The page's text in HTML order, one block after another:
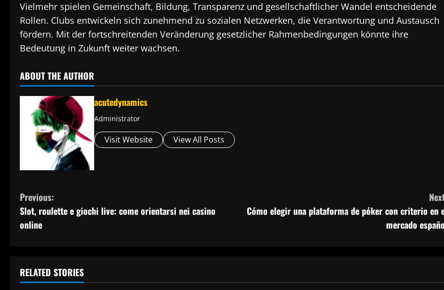
Vielmehr spielen Gemeinschaft, Bildung, Transparenz und gesellschaftlicher Wandel entscheidende
Rollen. Clubs entwickeln sich zunehmend zu sozialen Netzwerken, die Verantwortung und Austausch
fördern. Mit der fortschreitenden Veränderung gesetzlicher Rahmenbedingungen könnte ihre
Bedeutung in Zukunft weiter wachsen.
ABOUT THE AUTHOR
acutedynamics
Administrator
Visit Website View All Posts
C
o
i
Previous:
Slot, roulette e giochi live: come orientarsi nei casino
online
Cómo elegir una plataforma de póker con criterio en
mercado
RELATED STORIES